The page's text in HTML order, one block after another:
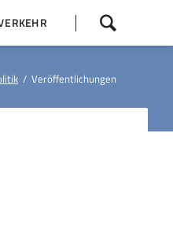
überspringen
Veröffentlichungen